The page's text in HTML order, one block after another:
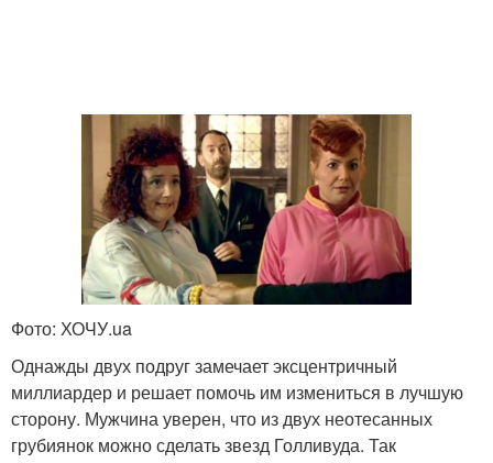
Фото: ХОЧУ.ua
Однажды двух подруг замечает эксцентричный
миллиардер и решает помочь им измениться в лучшую
сторону. Мужчина уверен, что из двух неотесанных
грубиянок можно сделать звезд Голливуда. Так